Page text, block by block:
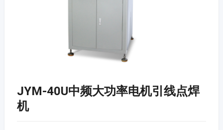
JYM-40U中频大功率电机引线点焊
机